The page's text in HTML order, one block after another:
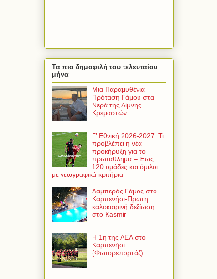
Τα πιο δημοφιλή του τελευταίου
μήνα
Μια Παραμυθένια
Πρόταση Γάμου στα
Νερά της Λίμνης
Κρεμαστών
Γ’ Εθνική 2026-2027: Τι
προβλέπει η νέα
προκήρυξη για το
πρωτάθλημα – Έως
120 ομάδες και όμιλοι
με γεωγραφικά κριτήρια
Λαμπερός Γάμος στο
Καρπενήσι-Πρώτη
καλοκαιρινή δεξίωση
στο Kasmir
Η 1η της ΑΕΛ στο
Καρπενήσι
(Φωτορεπορτάζ)